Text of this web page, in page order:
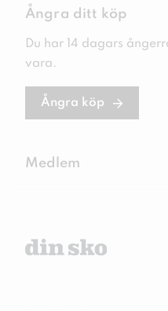
Ångra ditt köp
Du har 14 dagars
vara.
Ångra köp
Medlem